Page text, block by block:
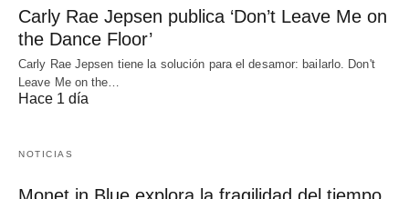
Carly Rae Jepsen publica ‘Don’t Leave Me on
the Dance Floor’
Carly Rae Jepsen tiene la solución para el desamor: bailarlo. Don't
Leave Me on the…
Hace 1 día
NOTICIAS